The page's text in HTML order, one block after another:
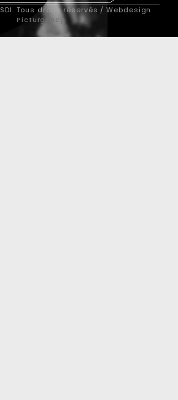
Tous droits réservés / Webdesign
Picturgency